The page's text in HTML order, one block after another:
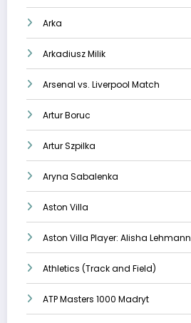
Arka
Arkadiusz Milik
Arsenal vs. Liverpool Match
Artur Boruc
Artur Szpilka
Aryna Sabalenka
Aston Villa
Aston Villa Player: Alisha Lehmann
Athletics (Track and Field)
ATP Masters 1000 Madryt